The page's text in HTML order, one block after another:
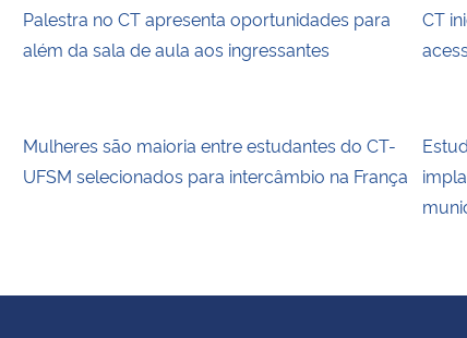
Palestra no CT apresenta oportunidades para
além da sala de aula aos ingressantes
CT
Mulheres são maioria entre estudantes do CT-
UFSM selecionados para intercâmbio na França